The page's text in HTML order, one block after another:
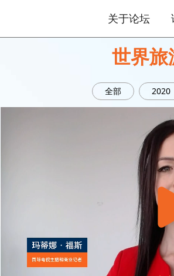
关于论坛
世界旅
全部 2020